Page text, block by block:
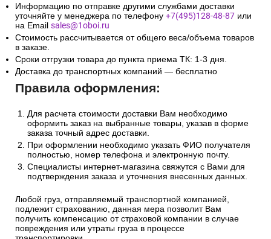
Информацию по отправке другими службами доставки
уточняйте у менеджера по телефону +7(495)128-48-87 или
на Email sales@1oboi.ru
Стоимость рассчитывается от общего веса/объема товаров
в заказе.
Сроки отгрузки товара до пункта приема ТК: 1-3 дня.
Доставка до транспортных компаний — бесплатно
Правила оформления:
Для расчета стоимости доставки Вам необходимо
оформить заказ на выбранные товары, указав в форме
заказа точный адрес доставки.
При оформлении необходимо указать ФИО получателя
полностью, номер телефона и электронную почту.
Специалисты интернет-магазина свяжутся с Вами для
подтверждения заказа и уточнения внесенных данных.
Любой груз, отправляемый транспортной компанией,
подлежит страхованию, данная мера позволит Вам
получить компенсацию от страховой компании в случае
повреждения или утраты груза в процессе